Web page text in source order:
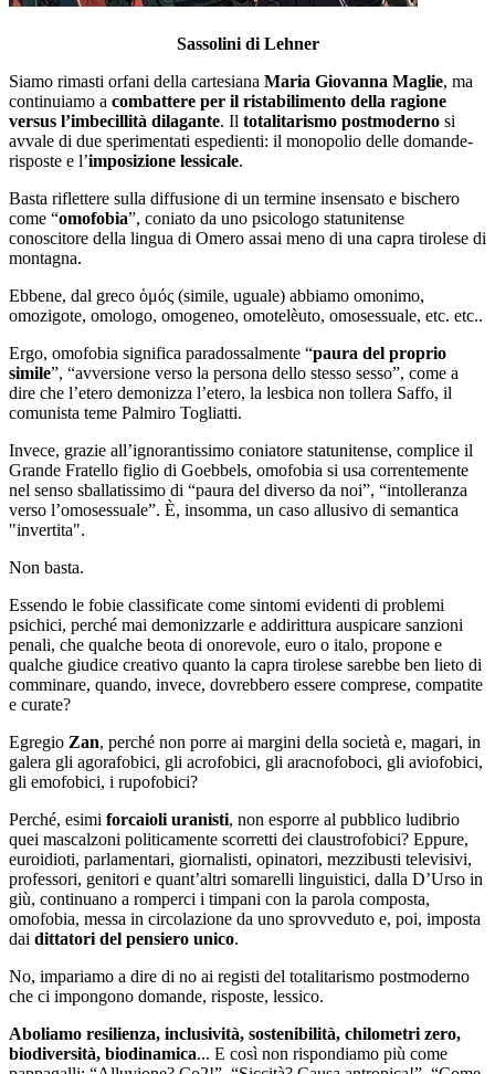
Sassolini di Lehner
Siamo rimasti orfani della cartesiana Maria Giovanna Maglie, ma
continuiamo a combattere per il ristabilimento della ragione
versus l’imbecillità dilagante. Il totalitarismo postmoderno si
avvale di due sperimentati espedienti: il monopolio delle domande-
risposte e l’imposizione lessicale.
Basta riflettere sulla diffusione di un termine insensato e bischero
come “omofobia”, coniato da uno psicologo statunitense
conoscitore della lingua di Omero assai meno di una capra tirolese di
montagna.
Ebbene, dal greco ὁμός (simile, uguale) abbiamo omonimo,
omozigote, omologo, omogeneo, omotelèuto, omosessuale, etc. etc..
Ergo, omofobia significa paradossalmente “paura del proprio
simile”, “avversione verso la persona dello stesso sesso”, come a
dire che l’etero demonizza l’etero, la lesbica non tollera Saffo, il
comunista teme Palmiro Togliatti.
Invece, grazie all’ignorantissimo coniatore statunitense, complice il
Grande Fratello figlio di Goebbels, omofobia si usa correntemente
nel senso sballatissimo di “paura del diverso da noi”, “intolleranza
verso l’omosessuale”. È, insomma, un caso allusivo di semantica
"invertita".
Non basta.
Essendo le fobie classificate come sintomi evidenti di problemi
psichici, perché mai demonizzarle e addirittura auspicare sanzioni
penali, che qualche beota di onorevole, euro o italo, propone e
qualche giudice creativo quanto la capra tirolese sarebbe ben lieto di
comminare, quando, invece, dovrebbero essere comprese, compatite
e curate?
Egregio Zan, perché non porre ai margini della società e, magari, in
galera gli agorafobici, gli acrofobici, gli aracnofoboci, gli aviofobici,
gli emofobici, i rupofobici?
Perché, esimi forcaioli uranisti, non esporre al pubblico ludibrio
quei mascalzoni politicamente scorretti dei claustrofobici? Eppure,
euroidioti, parlamentari, giornalisti, opinatori, mezzibusti televisivi,
professori, genitori e quant’altri somarelli linguistici, dalla D’Urso in
giù, continuano a romperci i timpani con la parola composta,
omofobia, messa in circolazione da uno sprovveduto e, poi, imposta
dai dittatori del pensiero unico.
No, impariamo a dire di no ai registi del totalitarismo postmoderno
che ci impongono domande, risposte, lessico.
Aboliamo resilienza, inclusività, sostenibilità, chilometri zero,
biodiversità, biodinamica... E così non rispondiamo più come